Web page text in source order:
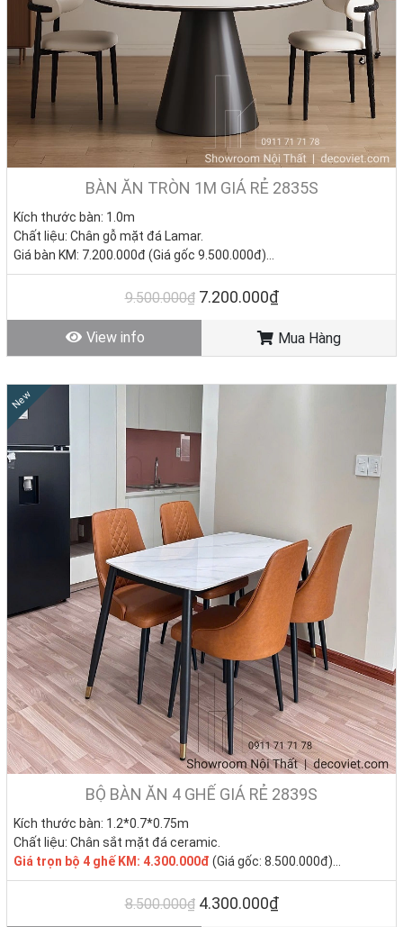
BÀN ĂN TRÒN 1M GIÁ RẺ 2835S
Kích thước bàn: 1.0m
Chất liệu: Chân gỗ mặt đá Lamar.
Giá bàn KM: 7.200.000đ (Giá gốc 9.500.000đ)
Giá ghế KM: 1.590.000đ/ Cái (Giá gốc 2.800.000đ)
Giá trọn bộ 4 ghế: 13.560.000đ
9.500.000₫ 7.200.000₫
View info Mua Hàng
New
BỘ BÀN ĂN 4 GHẾ GIÁ RẺ 2839S
Kích thước bàn: 1.2*0.7*0.75m
Chất liệu: Chân sắt mặt đá ceramic.
Giá trọn bộ 4 ghế KM: 4.300.000đ (Giá gốc: 8.500.000đ)
Tình trạng: Hàng mới - Còn hàng.
8.500.000₫ 4.300.000₫